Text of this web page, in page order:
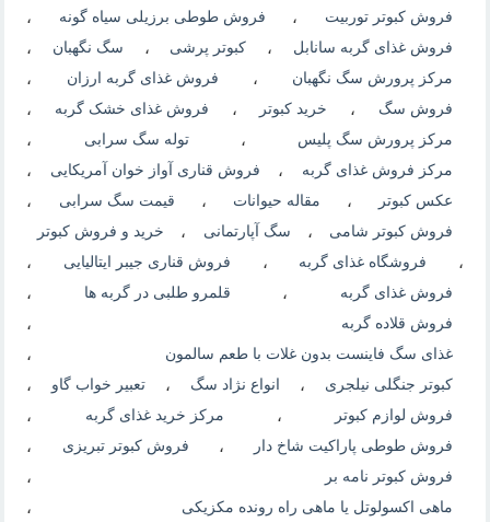
فروش کبوتر توربیت ، فروش طوطی برزیلی سیاه گونه ،
فروش غذای گربه سانابل ، کبوتر پرشی ، سگ نگهبان ،
مرکز پرورش سگ نگهبان ، فروش غذای گربه ارزان ،
فروش سگ ، خرید کبوتر ، فروش غذای خشک گربه ،
مرکز پرورش سگ پلیس ، توله سگ سرابی ،
مرکز فروش غذای گربه ، فروش قناری آواز خوان آمریکایی ،
عکس کبوتر ، مقاله حیوانات ، قیمت سگ سرابی ،
فروش کبوتر شامی ، سگ آپارتمانی ، خرید و فروش کبوتر
، فروشگاه غذای گربه ، فروش قناری جیبر ایتالیایی ،
فروش غذای گربه ، قلمرو طلبی در گربه ها ،
فروش قلاده گربه ،
غذای سگ فاینست بدون غلات با طعم سالمون ،
کبوتر جنگلی نیلجری ، انواع نژاد سگ ، تعبیر خواب گاو ،
فروش لوازم کبوتر ، مرکز خرید غذای گربه ،
فروش طوطی پاراکیت شاخ دار ، فروش کبوتر تبریزی ،
فروش کبوتر نامه بر ،
ماهی اکسولوتل یا ماهی راه رونده مکزیکی ،